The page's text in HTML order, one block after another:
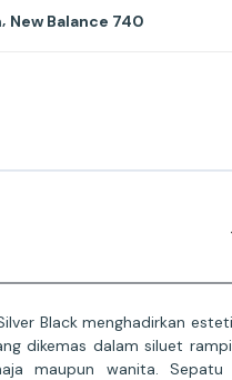
New Balance 740
Black menghadirkan
dikemas dalam siluet
maupun wanita. Sepatu